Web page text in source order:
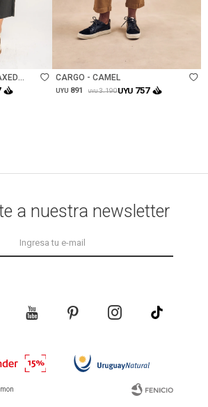
CARGO - CAMEL
UYU 891 UYU 3.190UYU 757
a nuestra newsletter
  